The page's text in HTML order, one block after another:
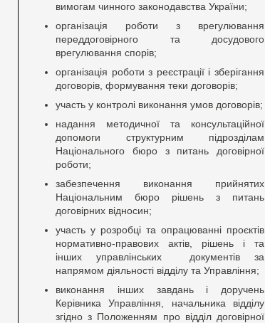
вимогам чинного законодавства України;
організація роботи з врегулювання
переддоговірного та досудового
врегулювання спорів;
організація роботи з реєстрації і зберігання
договорів, формування теки договорів;
участь у контролі виконання умов договорів;
надання методичної та консультаційної
допомоги структурним підрозділам
Національного бюро з питань договірної
роботи;
забезпечення виконання прийнятих
Національним бюро рішень з питань
договірних відносин;
участь у розробці та опрацюванні проєктів
нормативно-правових актів, рішень і та
інших управлінських документів за
напрямом діяльності відділу та Управління;
виконання інших завдань і доручень
Керівника Управління, начальника відділу
згідно з Положенням про відділ договірної